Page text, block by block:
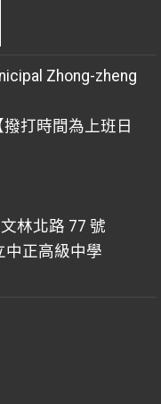
Zhong-zheng
打時間為上班日
林北路 77 號
中正高級中學